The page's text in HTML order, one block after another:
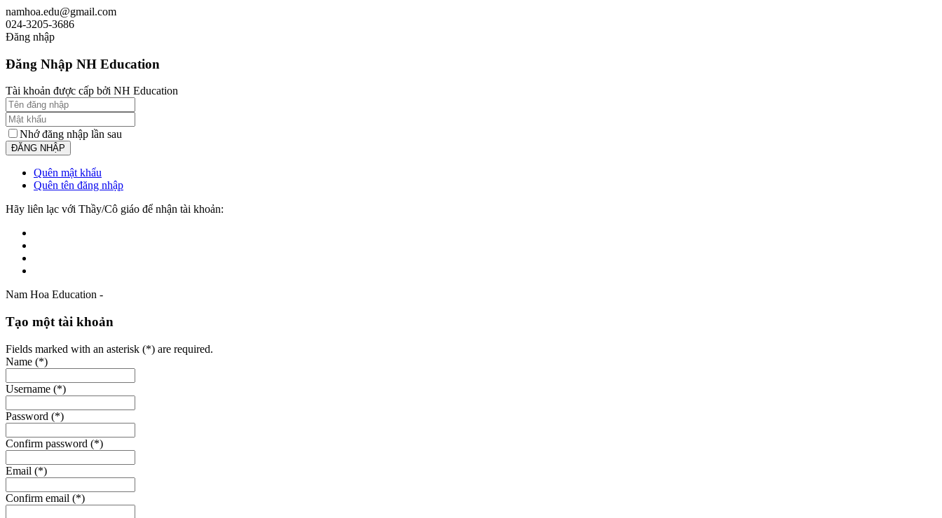
namhoa.edu@gmail.com
024-3205-3686
Đăng nhập
Đăng Nhập NH Education
Tài khoản được cấp bởi NH Education
Nhớ đăng nhập lần sau
Quên mật khẩu
Quên tên đăng nhập
Hãy liên lạc với Thầy/Cô giáo để nhận tài khoản:
Nam Hoa Education -
Tạo một tài khoản
Fields marked with an asterisk (*) are required.
Name (*)
Username (*)
Password (*)
Confirm password (*)
Email (*)
Confirm email (*)